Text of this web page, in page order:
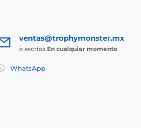
ventas@trophymonster.mx
o escriba En cualquier momento
WhatsApp